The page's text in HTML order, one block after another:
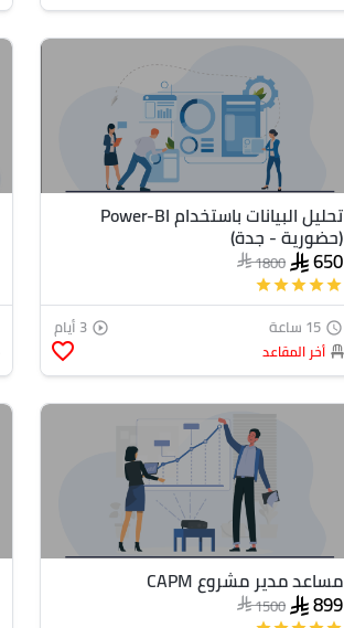
تحليل البيانات باستخدام Power-BI
(حضورية - جدة)
650
1800
star
star
star
star
star
access_time 15 ساعة play_circle_outline 3 أيام
أخر المقاعد favorite_border
مساعد مدير مشروع CAPM
899
1500